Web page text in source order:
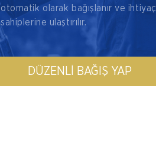
otomatik olarak bağışlanır ve ihtiyaç
sahiplerine ulaştırılır.
DÜZENLI BAĞIŞ YAP